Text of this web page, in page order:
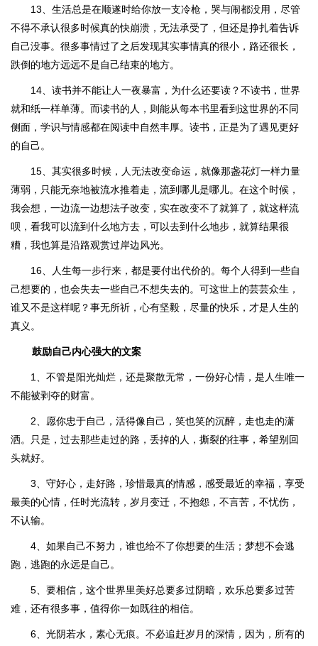
13、生活总是在顺遂时给你放一支冷枪，哭与闹都没用，尽管
不得不承认很多时候真的快崩溃，无法承受了，但还是挣扎着告诉
自己没事。很多事情过了之后发现其实事情真的很小，路还很长，
跌倒的地方远远不是自己结束的地方。
14、读书并不能让人一夜暴富，为什么还要读？不读书，世界
就和纸一样单薄。而读书的人，则能从每本书里看到这世界的不同
侧面，学识与情感都在阅读中自然丰厚。读书，正是为了遇见更好
的自己。
15、其实很多时候，人无法改变命运，就像那盏花灯一样力量
薄弱，只能无奈地被流水推着走，流到哪儿是哪儿。在这个时候，
我会想，一边流一边想法子改变，实在改变不了就算了，就这样流
呗，看我可以流到什么地方去，可以去到什么地步，就算结果很
糟，我也算是沿路观赏过岸边风光。
16、人生每一步行来，都是要付出代价的。每个人得到一些自
己想要的，也会失去一些自己不想失去的。可这世上的芸芸众生，
谁又不是这样呢？事无所祈，心有坚毅，尽量的快乐，才是人生的
真义。
鼓励自己内心强大的文案
1、不管是阳光灿烂，还是聚散无常，一份好心情，是人生唯一
不能被剥夺的财富。
2、愿你忠于自己，活得像自己，笑也笑的沉醉，走也走的潇
洒。只是，过去那些走过的路，丢掉的人，撕裂的往事，希望别回
头就好。
3、守好心，走好路，珍惜最真的情感，感受最近的幸福，享受
最美的心情，任时光流转，岁月变迁，不抱怨，不言苦，不忧伤，
不认输。
4、如果自己不努力，谁也给不了你想要的生活；梦想不会逃
跑，逃跑的永远是自己。
5、要相信，这个世界里美好总要多过阴暗，欢乐总要多过苦
难，还有很多事，值得你一如既往的相信。
6、光阴若水，素心无痕。不必追赶岁月的深情，因为，所有的